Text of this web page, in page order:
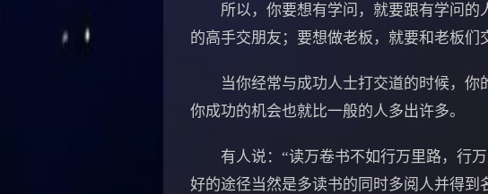
所以，你要想有学问，就要跟有学问的
的高手交朋友；要想做老板，就要和老板们
当你经常与成功人士打交道的时候，你的
你成功的机会也就比一般的人多出许多。
有人说：“读万卷书不如行万里路，行万
好的途径当然是多读书的同时多阅人并得